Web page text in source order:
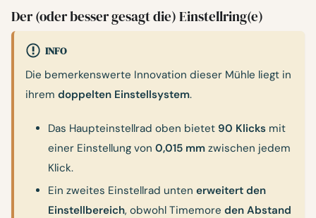
Der (oder besser gesagt die) Einstellring(e)
INFO
Die bemerkenswerte Innovation dieser Mühle liegt in
ihrem doppelten Einstellsystem.
Das Haupteinstellrad oben bietet 90 Klicks mit
einer Einstellung von 0,015 mm zwischen jedem
Klick.
Ein zweites Einstellrad unten erweitert den
Einstellbereich, obwohl Timemore den Abstand